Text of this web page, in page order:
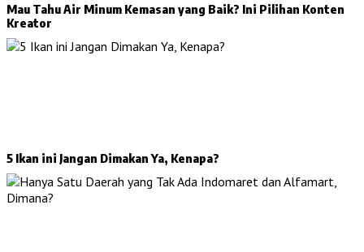
Mau Tahu Air Minum Kemasan yang Baik? Ini Pilihan Konten
Kreator
5 Ikan ini Jangan Dimakan Ya, Kenapa?